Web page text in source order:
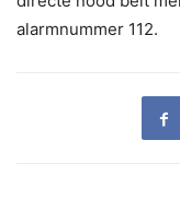
alarmnummer 112.